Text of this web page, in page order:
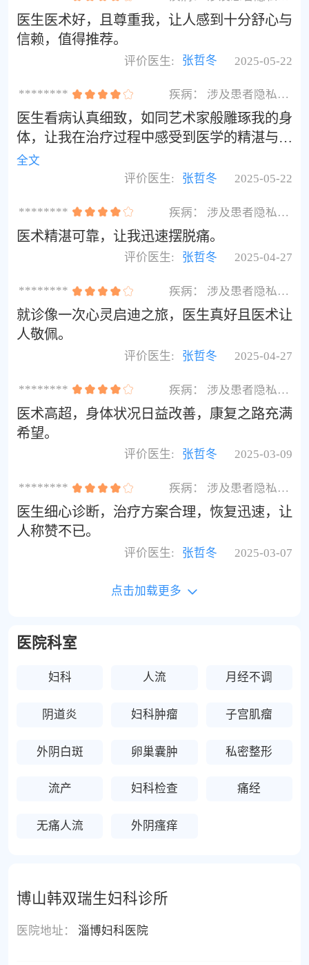
医生医术好，且尊重我，让人感到十分舒心与
信赖，值得推荐。
评价医生: 张哲冬 2025-05-22
******** 疾病： 涉及患者隐私不展示
医生看病认真细致，如同艺术家般雕琢我的身
体，让我在治疗过程中感受到医学的精湛与细
腻。
全文
评价医生:
张哲冬 2025-05-22
******** 疾病： 涉及患者隐私不展示
医术精湛可靠，让我迅速摆脱痛。
评价医生: 张哲冬 2025-04-27
******** 疾病： 涉及患者隐私不展示
就诊像一次心灵启迪之旅，医生真好且医术让
人敬佩。
评价医生: 张哲冬 2025-04-27
******** 疾病： 涉及患者隐私不展示
医术高超，身体状况日益改善，康复之路充满
希望。
评价医生: 张哲冬 2025-03-09
******** 疾病： 涉及患者隐私不展示
医生细心诊断，治疗方案合理，恢复迅速，让
人称赞不已。
评价医生: 张哲冬 2025-03-07
点击加载更多
医院科室
妇科 人流 月经不调
阴道炎 妇科肿瘤 子宫肌瘤
外阴白斑 卵巢囊肿 私密整形
流产 妇科检查 痛经
无痛人流 外阴瘙痒
博山韩双瑞生妇科诊所
医院地址： 淄博妇科医院